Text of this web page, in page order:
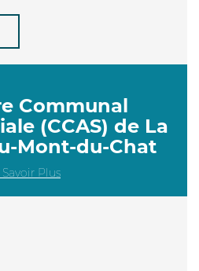
Communal
(CCAS) de La
Mont-du-Chat
Savoir Plus